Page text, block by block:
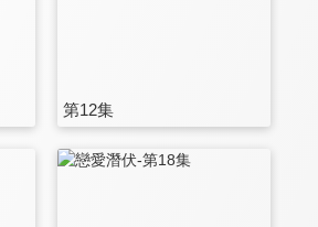
第12集